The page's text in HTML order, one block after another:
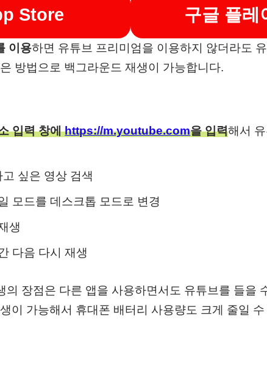
Store 구글 플레
이용하면 유튜브 프리미엄을 이용하지 않더라도
방법으로 백그라운드 재생이 가능합니다.
입력 창에https://m.youtube.com을 입력해서
싶은 영상 검색
모드를 데스크톱 모드로 변경
생
다음 다시 재생
의 장점은 다른 앱을 사용하면서도 유튜브를 들을
이 가능해서 휴대폰 배터리 사용량도 크게 줄일